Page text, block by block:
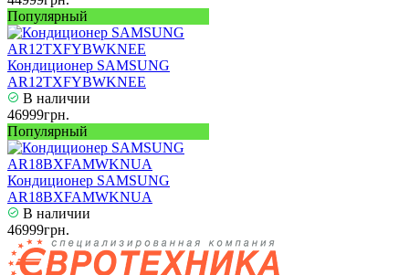
Популярный
Кондиционер SAMSUNG
AR12TXFYBWKNEE
В наличии
46999грн.
Популярный
Кондиционер SAMSUNG
AR18BXFAMWKNUA
В наличии
46999грн.